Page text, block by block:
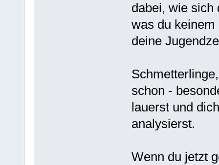
dabei, wie sich
was du
deine
schon -
lauerst und
analysierst.
Wenn du jetzt